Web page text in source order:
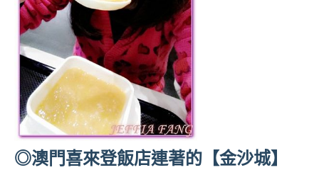
人
帶
路、
節
目
News
◎澳門喜來登飯店連著的【金沙城】